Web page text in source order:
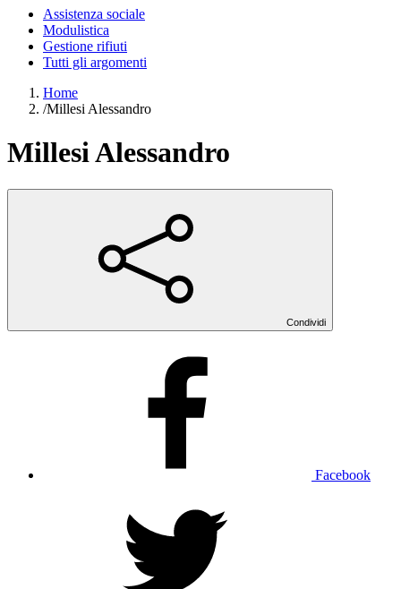
Assistenza sociale
Modulistica
Gestione rifiuti
Tutti gli argomenti
Home
/Millesi Alessandro
Millesi Alessandro
Condividi
Facebook